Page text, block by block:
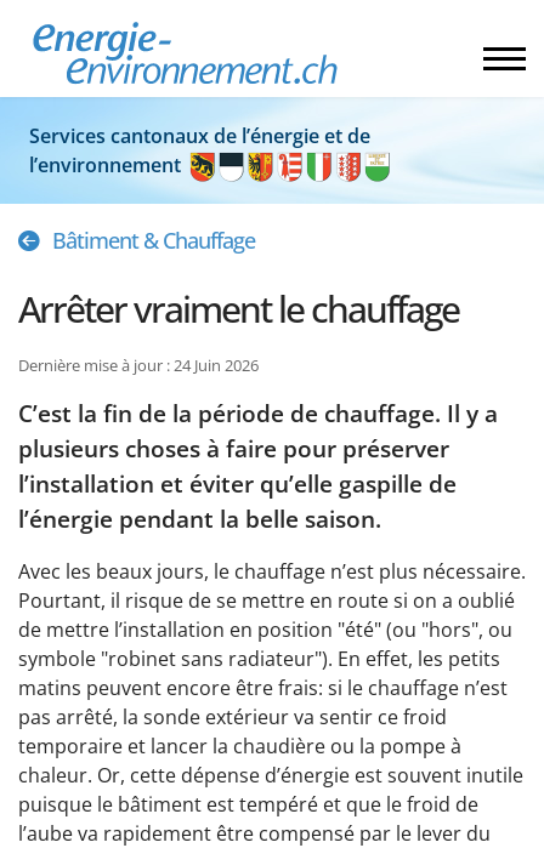
Services cantonaux de l’énergie et de
l’environnement
Bâtiment & Chauffage
Arrêter vraiment le chauffage
Dernière mise à jour : 24 Juin 2026
C’est la fin de la période de chauffage. Il y a
plusieurs choses à faire pour préserver
l’installation et éviter qu’elle gaspille de
l’énergie pendant la belle saison.
Avec les beaux jours, le chauffage n’est plus nécessaire.
Pourtant, il risque de se mettre en route si on a oublié
de mettre l’installation en position "été" (ou "hors", ou
symbole "robinet sans radiateur"). En effet, les petits
matins peuvent encore être frais: si le chauffage n’est
pas arrêté, la sonde extérieur va sentir ce froid
temporaire et lancer la chaudière ou la pompe à
chaleur. Or, cette dépense d’énergie est souvent inutile
puisque le bâtiment est tempéré et que le froid de
l’aube va rapidement être compensé par le lever du